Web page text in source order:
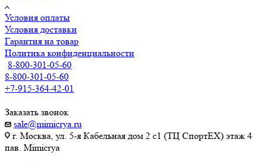
Условия оплаты
Условия доставки
Гарантия на товар
Политика конфиденциальности
8-800-301-05-60
8-800-301-05-60
+7-915-364-42-01
Заказать звонок
sale@mimicrya.ru
г. Москва, ул. 5-я Кабельная дом 2 с1 (ТЦ СпортEX) этаж 4
пав. Mimicrya